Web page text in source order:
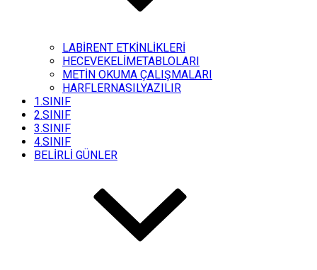
LABİRENT ETKİNLİKLERİ
HECEVEKELİMETABLOLARI
METİN OKUMA ÇALIŞMALARI
HARFLERNASILYAZILIR
1.SINIF
2.SINIF
3.SINIF
4.SINIF
BELİRLİ GÜNLER